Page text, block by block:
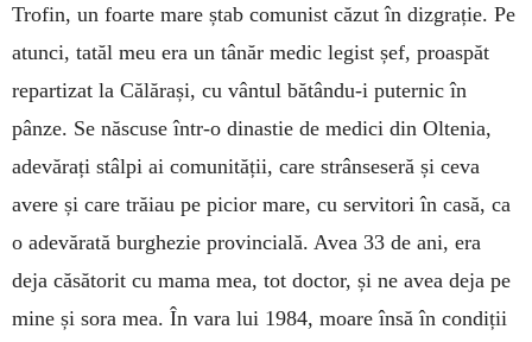
Trofin, un foarte mare ștab comunist căzut în dizgrație. Pe
atunci, tatăl meu era un tânăr medic legist șef, proaspăt
repartizat la Călărași, cu vântul bătându-i puternic în
pânze. Se născuse într-o dinastie de medici din Oltenia,
adevărați stâlpi ai comunității, care strânseseră și ceva
avere și care trăiau pe picior mare, cu servitori în casă, ca
o adevărată burghezie provincială. Avea 33 de ani, era
deja căsătorit cu mama mea, tot doctor, și ne avea deja pe
mine și sora mea. În vara lui 1984, moare însă în condiții